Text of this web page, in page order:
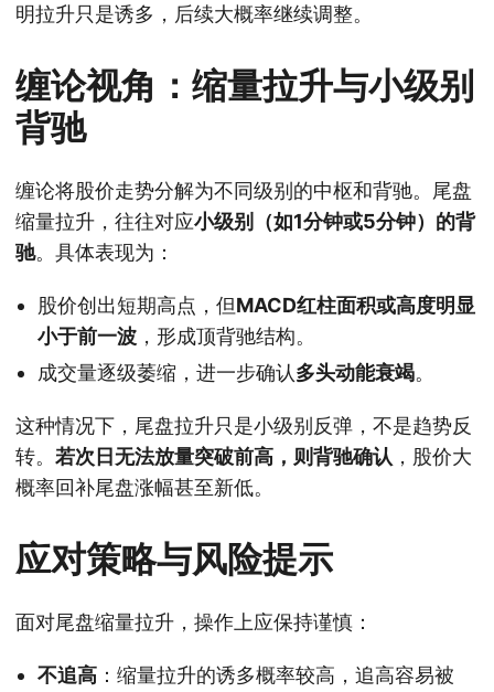
明拉升只是诱多，后续大概率继续调整。
缠论视角：缩量拉升与小级别
背驰
缠论将股价走势分解为不同级别的中枢和背驰。尾盘
缩量拉升，往往对应小级别（如1分钟或5分钟）的背
驰。具体表现为：
股价创出短期高点，但MACD红柱面积或高度明显
小于前一波 ，形成顶背驰结构。
成交量逐级萎缩，进一步确认多头动能衰竭。
这种情况下，尾盘拉升只是小级别反弹，不是趋势反
转。 若次日无法放量突破前高，则背驰确认 ，股价大
概率回补尾盘涨幅甚至新低。
应对策略与风险提示
面对尾盘缩量拉升，操作上应保持谨慎：
不追高 ：缩量拉升的诱多概率较高，追高容易被